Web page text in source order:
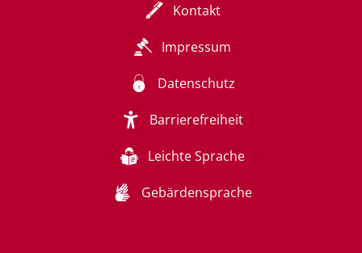
Kontakt
Impressum
Datenschutz
Barrierefreiheit
Leichte Sprache
Gebärdensprache